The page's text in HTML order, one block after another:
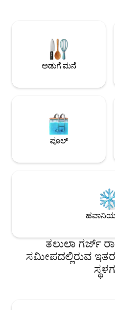
ಎಲ್ಲಾ ನೆಲಗಟ್ಟಿದ ರಸ್ತೆಗಳೊಂದಿಗೆ ಸುಲಭ
ಮೂರು ಬೆಡ್‌ರೂಮ್‌ಗಳು, ಎಲ್ಲವೂ
ಬಾತ್‌ರೂಮ್ ಹೊಂದಿವೆ. ಮಕ್ಕಳು +
ಸಂಪೂರ್ಣ ಸಜ್ಜುಗೊಳಿಸಲಾಗಿದೆ.
ಅಡುಗೆ ಮನೆ
ಪೂಲ್
ತಲುಲಾ ಗರ್ಜ್
ಸಮೀಪದಲ್ಲಿರುವ